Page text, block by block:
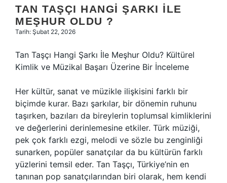
Hakkımızda
TAN TAŞÇI HANGI ŞARKI ILE
MEŞHUR OLDU ?
Tarih: Şubat 22, 2026
Tan Taşçı Hangi Şarkı İle Meşhur Oldu? Kültürel
Kimlik ve Müzikal Başarı Üzerine Bir İnceleme
Her kültür, sanat ve müzikle ilişkisini farklı bir
biçimde kurar. Bazı şarkılar, bir dönemin ruhunu
taşırken, bazıları da bireylerin toplumsal kimliklerini
ve değerlerini derinlemesine etkiler. Türk müziği,
pek çok farklı ezgi, melodi ve sözle bu zenginliği
sunarken, popüler sanatçılar da bu kültürün farklı
yüzlerini temsil eder. Tan Taşçı, Türkiye’nin en
tanınan pop sanatçılarından biri olarak, hem kendi